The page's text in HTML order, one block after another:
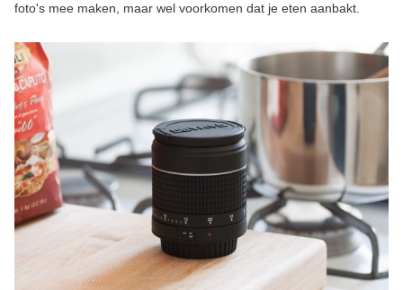
foto's mee maken, maar wel voorkomen dat je eten aanbakt.